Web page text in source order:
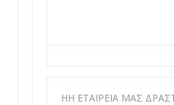
HH ΕΤΑΙΡΕΙΑ ΜΑΣ